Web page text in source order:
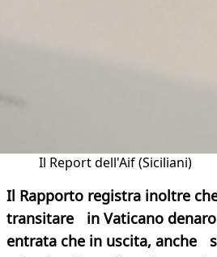
Il Report dell'Aif (Siciliani)
Il Rapporto registra inoltre
transitare in Vaticano
entrata che in uscita, anche